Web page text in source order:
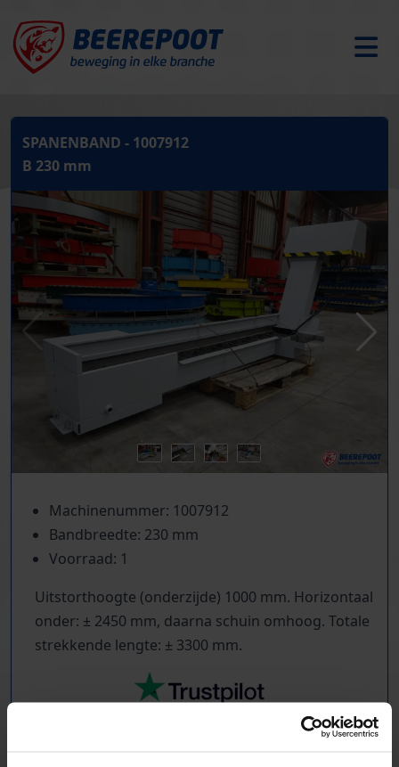
SPANENBAND - 1007912
B 230 mm
Machinenummer: 1007912
Bandbreedte: 230 mm
Voorraad: 1
Uitstorthoogte (onderzijde) 1000 mm. Horizontaal
onder: ± 2450 mm, daarna schuin omhoog. Totale
strekkende lengte: ± 3300 mm.